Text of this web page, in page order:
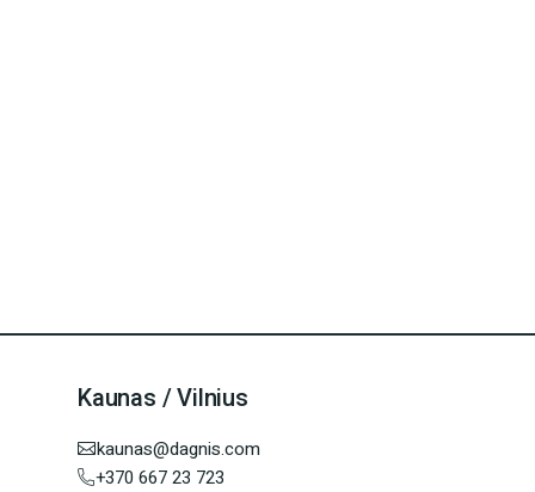
Kaunas / Vilnius
kaunas@dagnis.com
+370 667 23 723